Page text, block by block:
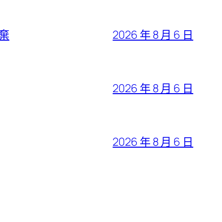
2026 年 8 月 6 日
2026 年 8 月 6 日
2026 年 8 月 6 日